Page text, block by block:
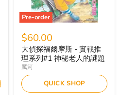
Pre-order
$60.00
大偵探福爾摩斯 - 實戰推
理系列#1 神秘老人的謎題
厲河
QUICK SHOP